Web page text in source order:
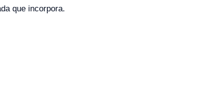
que incorpora.